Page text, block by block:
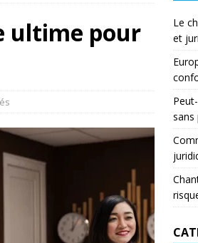
ultime pour
Le
et
sans